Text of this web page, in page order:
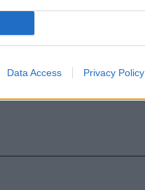
Data Access Privacy Policy